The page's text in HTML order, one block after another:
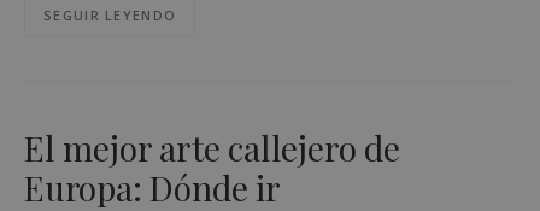
SEGUIR LEYENDO
El mejor arte callejero de
Europa: Dónde ir